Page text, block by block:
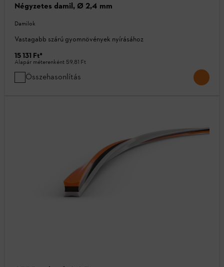
Négyzetes damil, Ø 2,4 mm
Damilok
Vastagabb szárú gyomnövények nyírásához
15 131 Ft*
Alapár méterenként59,81 Ft
Összehasonlítás